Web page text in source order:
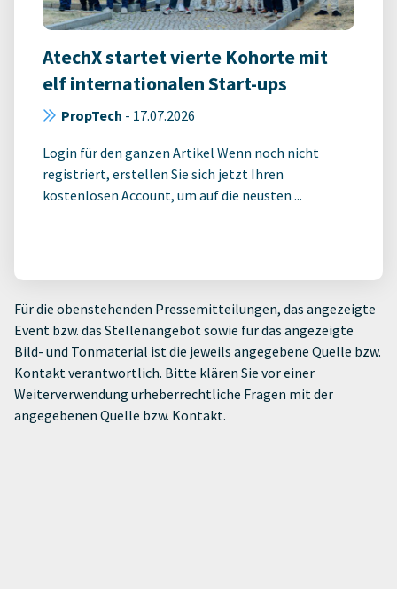
AtechX startet vierte Kohorte mit
elf internationalen Start-ups
PropTech - 17.07.2026
Login für den ganzen Artikel Wenn noch nicht
registriert, erstellen Sie sich jetzt Ihren
kostenlosen Account, um auf die neusten ...
Für die obenstehenden Pressemitteilungen, das angezeigte
Event bzw. das Stellenangebot sowie für das angezeigte
Bild- und Tonmaterial ist die jeweils angegebene Quelle bzw.
Kontakt verantwortlich. Bitte klären Sie vor einer
Weiterverwendung urheberrechtliche Fragen mit der
angegebenen Quelle bzw. Kontakt.